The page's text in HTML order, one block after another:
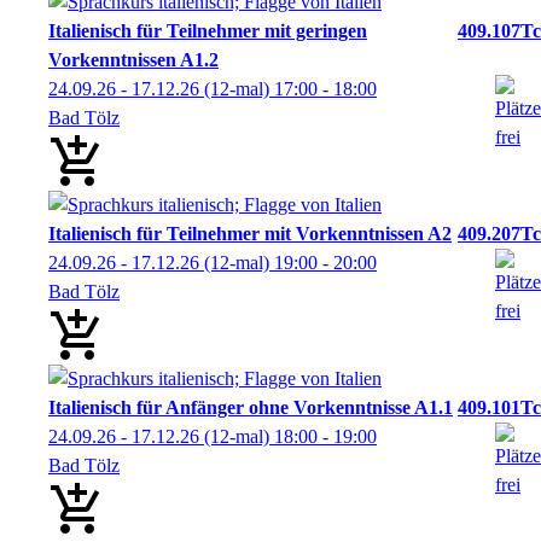
Italienisch für Teilnehmer mit geringen
Vorkenntnissen A1.2
409.107Tc
24.09.26 - 17.12.26 (12-mal) 17:00 - 18:00
Bad Tölz
Italienisch für Teilnehmer mit Vorkenntnissen A2 409.207Tc
24.09.26 - 17.12.26 (12-mal) 19:00 - 20:00
Bad Tölz
Italienisch für Anfänger ohne Vorkenntnisse A1.1 409.101Tc
24.09.26 - 17.12.26 (12-mal) 18:00 - 19:00
Bad Tölz